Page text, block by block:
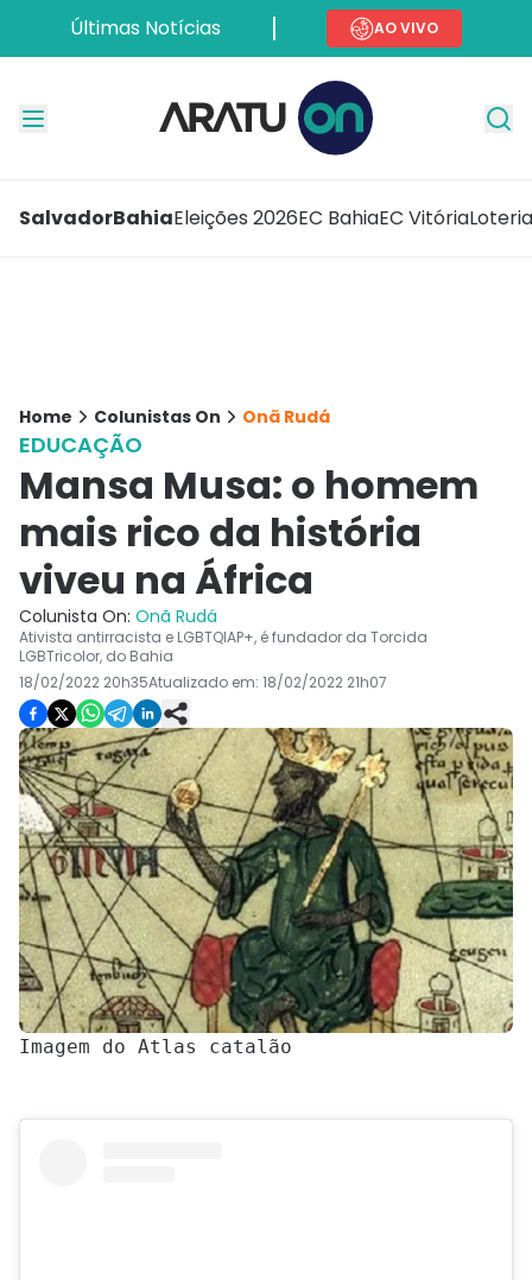
Últimas Notícias AO VIVO
SalvadorBahiaEleições 2026EC BahiaEC Vitória
Home Colunistas On Onã Rudá
EDUCAÇÃO
Mansa Musa: o homem
mais rico da história
viveu na África
Colunista On: Onã Rudá
Ativista antirracista e LGBTQIAP+, é fundador da Torcida
LGBTricolor, do Bahia
18/02/2022 20h35Atualizado em: 18/02/2022 21h07